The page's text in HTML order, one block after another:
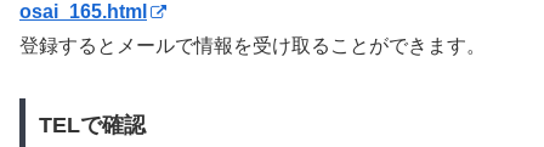
osai_165.html
登録するとメールで情報を受け取ることができます。
TELで確認